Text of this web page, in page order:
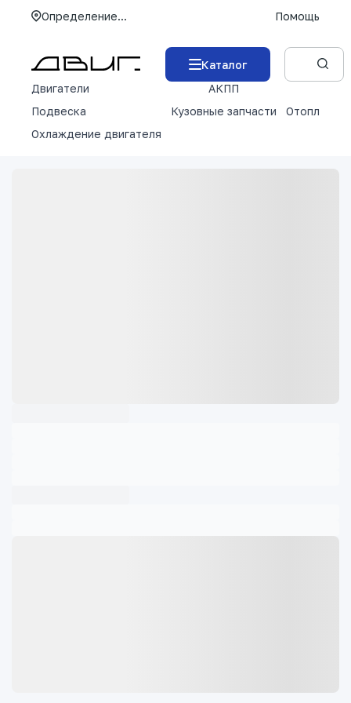
Определение... Помощь
Каталог
Двигатели
АКПП
Подвеска
Кузовные запчасти
Отопление
Охлаждение двигателя